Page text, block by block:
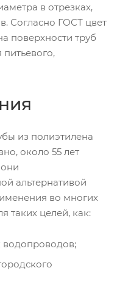
в отрезках,
Согласно ГОСТ цвет
поверхности труб
из полиэтилена
около 55 лет
альтернативой
во многих
таких целей, как:
водопроводов;